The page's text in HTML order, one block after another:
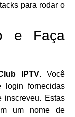
para rodar o
e Faça
IPTV. Você
login fornecidas
inscreveu. Estas
um nome de